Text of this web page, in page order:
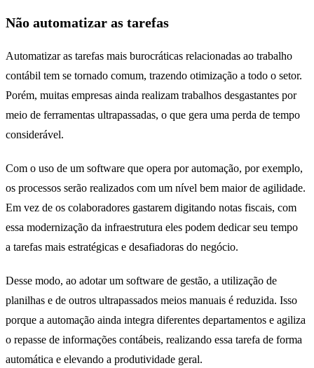
Não automatizar as tarefas
Automatizar as tarefas mais burocráticas relacionadas ao trabalho
contábil tem se tornado comum, trazendo otimização a todo o setor.
Porém, muitas empresas ainda realizam trabalhos desgastantes por
meio de ferramentas ultrapassadas, o que gera uma perda de tempo
considerável.
Com o uso de um software que opera por automação, por exemplo,
os processos serão realizados com um nível bem maior de agilidade.
Em vez de os colaboradores gastarem digitando notas fiscais, com
essa modernização da infraestrutura eles podem dedicar seu tempo
a tarefas mais estratégicas e desafiadoras do negócio.
Desse modo, ao adotar um software de gestão, a utilização de
planilhas e de outros ultrapassados meios manuais é reduzida. Isso
porque a automação ainda integra diferentes departamentos e agiliza
o repasse de informações contábeis, realizando essa tarefa de forma
automática e elevando a produtividade geral.